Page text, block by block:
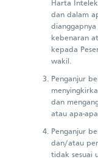
Harta
dan dalam
kebenaran
kepada
wakil.
Penganjur
dan
atau apa-
Penganjur
dan/atau
tidak sesuai